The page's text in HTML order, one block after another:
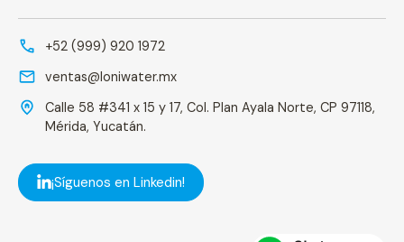
+52 (999) 920 1972
ventas@loniwater.mx
Calle 58 #341 x 15 y 17, Col. Plan Ayala Norte, CP 97118,
Mérida, Yucatán.
¡Síguenos en Linkedin!